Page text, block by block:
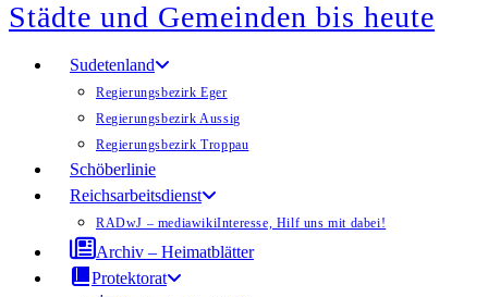
Website
durchsuchen
starten
Städte und Gemeinden bis heute
Sudetenland
Regierungsbezirk Eger
Regierungsbezirk Aussig
Regierungsbezirk Troppau
Schöberlinie
Reichsarbeitsdienst
RADwJ – mediawikiInteresse, Hilf uns mit dabei!
Archiv – Heimatblätter
Protektorat